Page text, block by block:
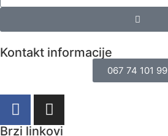
Kontakt informacije
067 74 101 99
Brzi linkovi